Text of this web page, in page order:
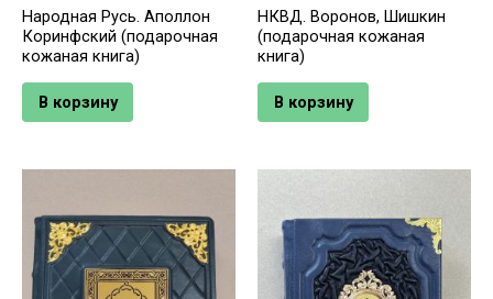
Народная Русь. Аполлон
Коринфский (подарочная
кожаная книга)
В корзину
НКВД. Воронов, Шишкин
(подарочная кожаная
книга)
В корзину